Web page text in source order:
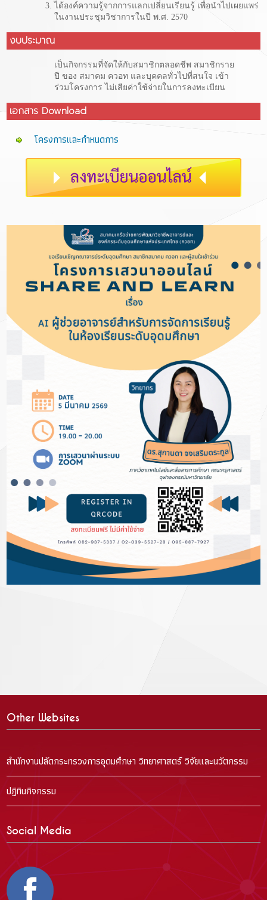
ได้องค์ความรู้จากการแลกเปลี่ยนเรียนรู้ เพื่อนำไปเผยแพร่
ในงานประชุมวิชาการในปี พ.ศ. 2570
งบประมาณ
เป็นกิจกรรมที่จัดให้กับสมาชิกตลอดชีพ สมาชิกราย
ปี ของ สมาคม ควอท และบุคคลทั่วไปที่สนใจ เข้า
ร่วมโครงการ ไม่เสียค่าใช้จ่ายในการลงทะเบียน
เอกสาร Download
โครงการและกำหนดการ
Other Websites
สำนักงานปลัดกระทรวงการอุดมศึกษา วิทยาศาสตร์ วิจัยและนวัตกรรม
ปฏิทินกิจกรรม
Social Media